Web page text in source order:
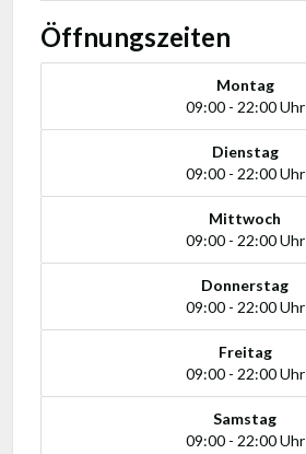
Öffnungszeiten
Montag
09:00 - 22:00 Uhr
Dienstag
09:00 - 22:00 Uhr
Mittwoch
09:00 - 22:00 Uhr
Donnerstag
09:00 - 22:00 Uhr
Freitag
09:00 - 22:00 Uhr
Samstag
09:00 - 22:00 Uhr